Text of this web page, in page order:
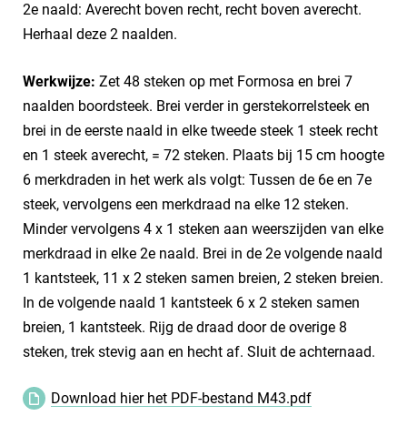
2e naald: Averecht boven recht, recht boven averecht.
Herhaal deze 2 naalden.
Werkwijze: Zet 48 steken op met Formosa en brei 7
naalden boordsteek. Brei verder in gerstekorrelsteek en
brei in de eerste naald in elke tweede steek 1 steek recht
en 1 steek averecht, = 72 steken. Plaats bij 15 cm hoogte
6 merkdraden in het werk als volgt: Tussen de 6e en 7e
steek, vervolgens een merkdraad na elke 12 steken.
Minder vervolgens 4 x 1 steken aan weerszijden van elke
merkdraad in elke 2e naald. Brei in de 2e volgende naald
1 kantsteek, 11 x 2 steken samen breien, 2 steken breien.
In de volgende naald 1 kantsteek 6 x 2 steken samen
breien, 1 kantsteek. Rijg de draad door de overige 8
steken, trek stevig aan en hecht af. Sluit de achternaad.
Download hier het PDF-bestand M43.pdf